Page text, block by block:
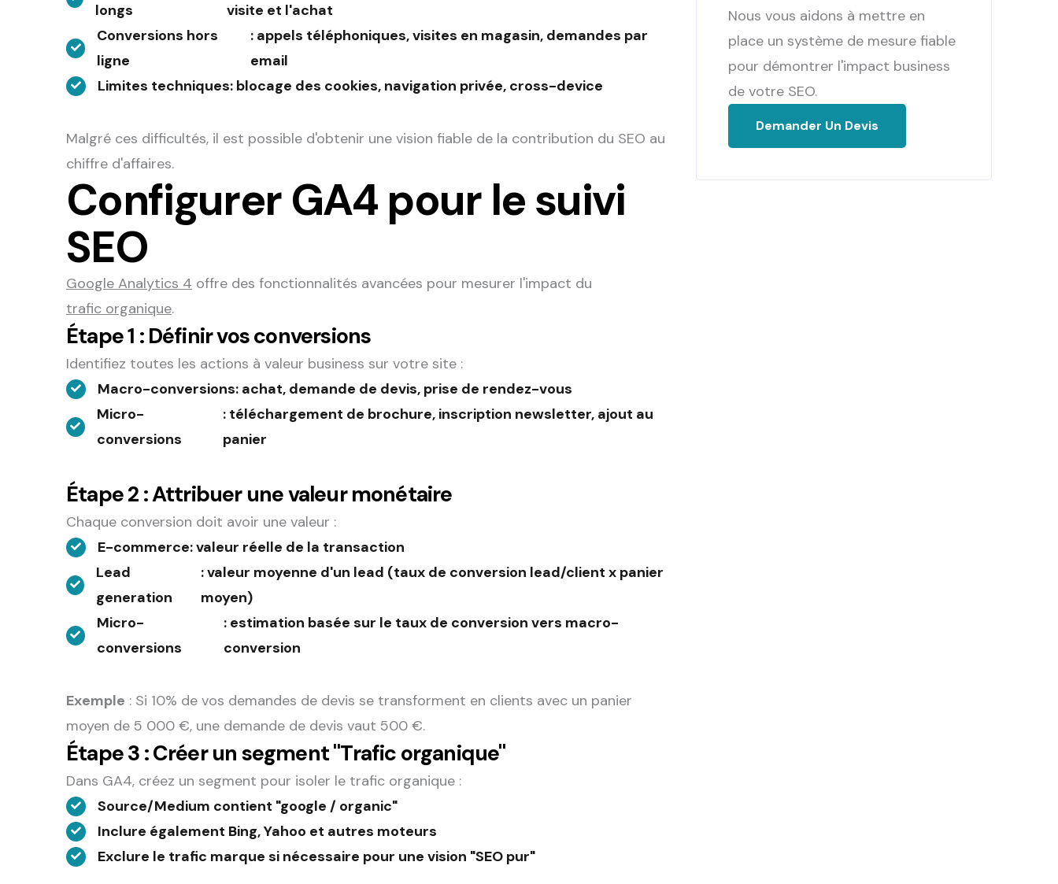
longs
visite et l'achat
Conversions hors
ligne
: appels téléphoniques, visites en magasin, demandes par
email
Limites techniques: blocage des cookies, navigation privée, cross-device
Malgré ces difficultés, il est possible d'obtenir une vision fiable de la contribution du SEO au
chiffre d'affaires.
Configurer GA4 pour le suivi
SEO
Google Analytics 4 offre des fonctionnalités avancées pour mesurer l'impact du
trafic organique.
Étape 1 : Définir vos conversions
Identifiez toutes les actions à valeur business sur votre site :
Macro-conversions: achat, demande de devis, prise de rendez-vous
Micro-
conversions
: téléchargement de brochure, inscription newsletter, ajout au
panier
Étape 2 : Attribuer une valeur monétaire
Chaque conversion doit avoir une valeur :
E-commerce: valeur réelle de la transaction
Lead
generation
: valeur moyenne d'un lead (taux de conversion lead/client x panier
moyen)
Micro-
conversions
: estimation basée sur le taux de conversion vers macro-
conversion
Exemple : Si 10% de vos demandes de devis se transforment en clients avec un panier
moyen de 5 000 €, une demande de devis vaut 500 €.
Étape 3 : Créer un segment "Trafic organique"
Dans GA4, créez un segment pour isoler le trafic organique :
Source/Medium contient "google / organic"
Inclure également Bing, Yahoo et autres moteurs
Exclure le trafic marque si nécessaire pour une vision "SEO pur"
Nous vous aidons à mettre en
place un système de mesure fiable
pour démontrer l'impact business
de votre SEO.
Demander Un Devis